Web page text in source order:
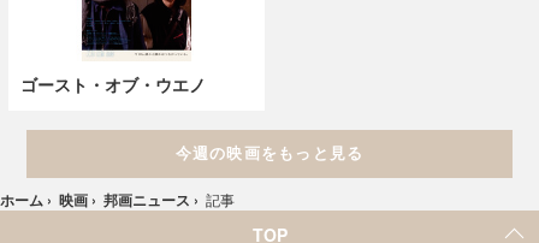
ゴースト・オブ・ウエノ
今週の映画をもっと見る
ホーム › 映画 › 邦画ニュース › 記事
TOP